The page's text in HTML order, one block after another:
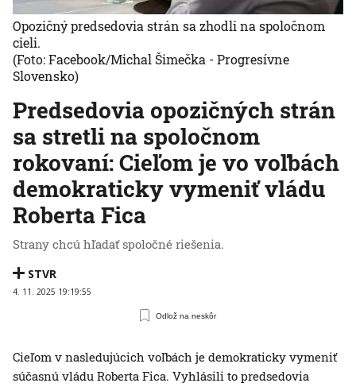
Predsedovia opozičných strán
sa stretli na spoločnom
rokovaní: Cieľom je vo voľbách
demokraticky vymeniť vládu
Roberta Fica
Strany chcú hľadať spoločné riešenia.
STVR
4. 11. 2025 19:19:55
Odlož na neskôr
Opozičný predsedovia strán sa zhodli na spoločnom
cieli.
(Foto: Facebook/Michal Šimečka - Progresívne
Slovensko)
Cieľom v nasledujúcich voľbách je demokraticky vymeniť
súčasnú vládu Roberta Fica. Vyhlásili to predsedovia